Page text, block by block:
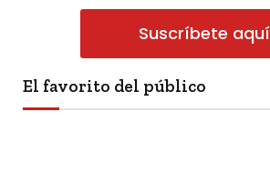
Suscríbete aquí
El favorito del público